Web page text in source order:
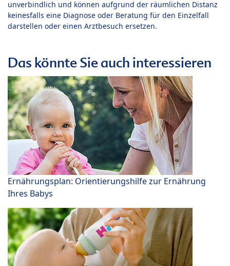
unverbindlich und können aufgrund der räumlichen Distanz
keinesfalls eine Diagnose oder Beratung für den Einzelfall
darstellen oder einen Arztbesuch ersetzen.
Das könnte Sie auch interessieren
Ernährungsplan: Orientierungshilfe zur Ernährung
Ihres Babys